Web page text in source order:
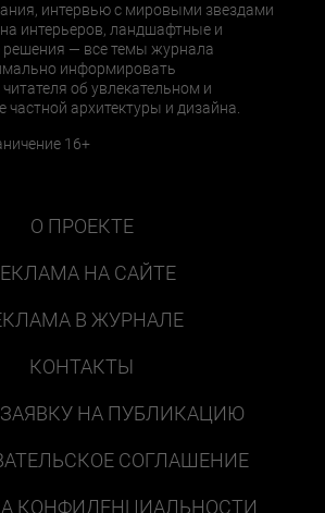
интервью с мировыми звездами
интерьеров, ландшафтные и
решения — все темы журнала
информировать
об увлекательном и
частной архитектуры и дизайна.
16+
О ПРОЕКТЕ
НА САЙТЕ
В ЖУРНАЛЕ
КОНТАКТЫ
НА ПУБЛИКАЦИЮ
СОГЛАШЕНИЕ
КОНФИДЕНЦИАЛЬНОСТИ